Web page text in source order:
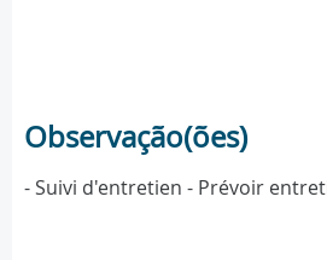
Observação(ões)
- Suivi d'entretien - Prévoir